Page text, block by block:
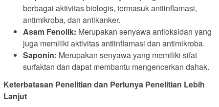
berbagai aktivitas biologis, termasuk antiinflamasi,
antimikroba, dan antikanker.
Asam Fenolik: Merupakan senyawa antioksidan yang
juga memiliki aktivitas antiinflamasi dan antimikroba.
Saponin: Merupakan senyawa yang memiliki sifat
surfaktan dan dapat membantu mengencerkan dahak.
Keterbatasan Penelitian dan Perlunya Penelitian Lebih
Lanjut